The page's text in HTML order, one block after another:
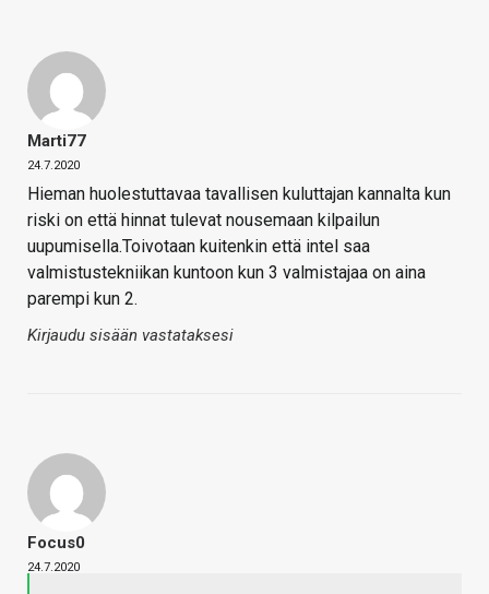
Marti77
24.7.2020
Hieman huolestuttavaa tavallisen kuluttajan kannalta kun
riski on että hinnat tulevat nousemaan kilpailun
uupumisella.Toivotaan kuitenkin että intel saa
valmistustekniikan kuntoon kun 3 valmistajaa on aina
parempi kun 2.
Kirjaudu sisään vastataksesi
Focus0
24.7.2020